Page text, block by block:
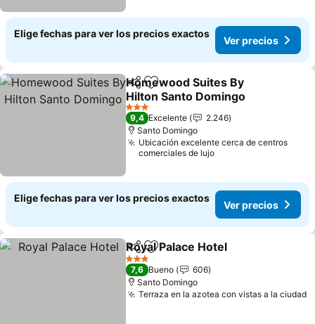
Elige fechas para ver los precios exactos
Ver precios
CompartirAgregar a favoritos
Homewood Suites By
Hilton Santo Domingo
3 Estrellas
9,4 Excelente
2.246
Santo Domingo
Ubicación excelente cerca de centros
comerciales de lujo
Elige fechas para ver los precios exactos
Ver precios
CompartirAgregar a favoritos
Royal Palace Hotel
3 Estrellas
7,6 Bueno
606
Santo Domingo
Terraza en la azotea con vistas a la ciudad